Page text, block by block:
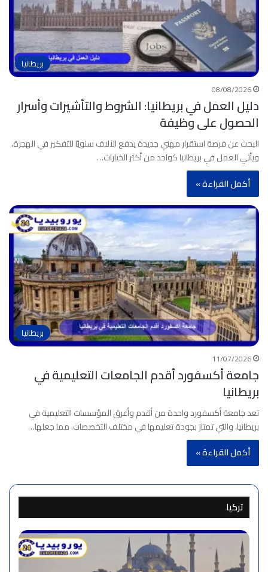
بريطانيا
08/08/2026
دليل العمل في بريطانيا: الشروط والتأشيرات وأسرار
الحصول على وظيفة
البحث عن فرصة استقرار مهني جديدة يدفع الآلاف سنويًا للتفكير في الهجرة،
ويأتي العمل في بريطانيا كواحد من أكثر الخيارات…
أكمل القراءة »
بريطانيا
11/07/2026
جامعة أكسفورد أقدم الجامعات التعليمية في
بريطانيا
تعد جامعة أكسفورد واحدة من أقدم وأعرق المؤسسات التعليمية في
بريطانيا، والتي تمتاز بجودة تعليمها في مختلف التخصصات. مما جعلها…
أكمل القراءة »
تركيا